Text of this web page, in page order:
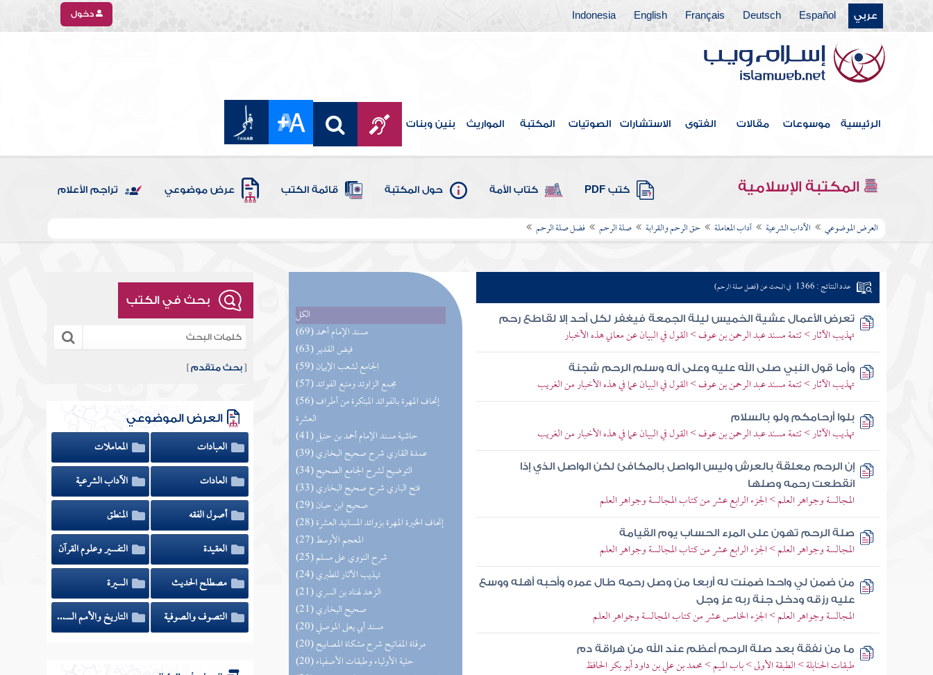
عربي Español
Deutsch
Français
English
Indonesia دخول
الرئيسية موسوعات مقالات الفتوى الاستشارات الصوتيات المكتبة المواريث بنين وبنات
المكتبة الإسلامية كتب PDF كتاب الأمة حول المكتبة قائمة الكتب عرض موضوعي تراجم الأعلام
العرض الموضوعي الآداب الشرعية آداب المعاملة حق الرحم والقرابة صلة الرحم فضل صلة الرحم
الكل
(69) مسند الإمام أحمد
(63) فيض القدير
(59) الجامع لشعب الإيمان
(57) مجمع الزاوئد ومنبع الفوائد
(56) إتحاف المهرة بالفوائد المبتكرة من أطراف
العشرة
(41) حاشية مسند الإمام أحمد بن حنبل
(39) عمدة القاري شرح صحيح البخاري
(34) التوضيح لشرح الجامع الصحيح
(33) فتح الباري شرح صحيح البخاري
(29) صحيح ابن حبان
(28) إتحاف الخيرة المهرة بزوائد المسانيد العشرة
(27) المعجم الأوسط
(25) شرح النووي على مسلم
(24) تهذيب الآثار للطبري
(21) الزهد لهناد بن السري
(21) صحيح البخاري
(20) مسند أبي يعلى الموصلي
(20) مرقاة المفاتيح شرح مشكاة المصابيح
(20) حلية الأولياء وطبقات الأصفياء
عدد النتائج : 1366 في البحث عن (فضل صلة الرحم)
تعرض الأعمال عشية الخميس ليلة الجمعة فيغفر لكل أحد إلا لقاطع رحم
تهذيب الآثار > تتمة مسند عبد الرحمن بن عوف > القول في البيان عن معاني هذه الأخبار
وأما قول النبي صلى الله عليه وعلى آله وسلم الرحم شجنة
تهذيب الآثار > تتمة مسند عبد الرحمن بن عوف > القول في البيان عما في هذه الأخبار من الغريب
بلوا أرحامكم ولو بالسلام
تهذيب الآثار > تتمة مسند عبد الرحمن بن عوف > القول في البيان عما في هذه الأخبار من الغريب
إن الرحم معلقة بالعرش وليس الواصل بالمكافئ لكن الواصل الذي إذا
انقطعت رحمه وصلها
المجالسة وجواهر العلم > الجزء الرابع عشر من كتاب المجالسة وجواهر العلم
صلة الرحم تهون على المرء الحساب يوم القيامة
المجالسة وجواهر العلم > الجزء الرابع عشر من كتاب المجالسة وجواهر العلم
من ضمن لي واحدا ضمنت له أربعا من وصل رحمه طال عمره وأحبه أهله ووسع
عليه رزقه ودخل جنة ربه عز وجل
المجالسة وجواهر العلم > الجزء الخامس عشر من كتاب المجالسة وجواهر العلم
ما من نفقة بعد صلة الرحم أعظم عند الله من هراقة دم
طبقات الحنابلة > الطبقة الأولى > باب الميم > محمد بن علي بن داود أبو بكر الحافظ
بحث في الكتب
[بحث متقدم ]
العرض الموضوعي
العبادات
المعاملات
العادات
الآداب الشرعية
أصول الفقه
المنطق
العقيدة
التفسير وعلوم القرآن
مصطلح الحديث
السيرة
التصوف والصوفية
التاريخ والأمم السابقة